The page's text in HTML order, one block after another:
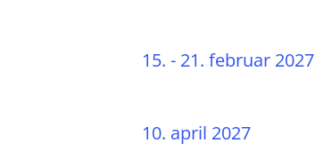
15. - 21. februar 2027
10. april 2027